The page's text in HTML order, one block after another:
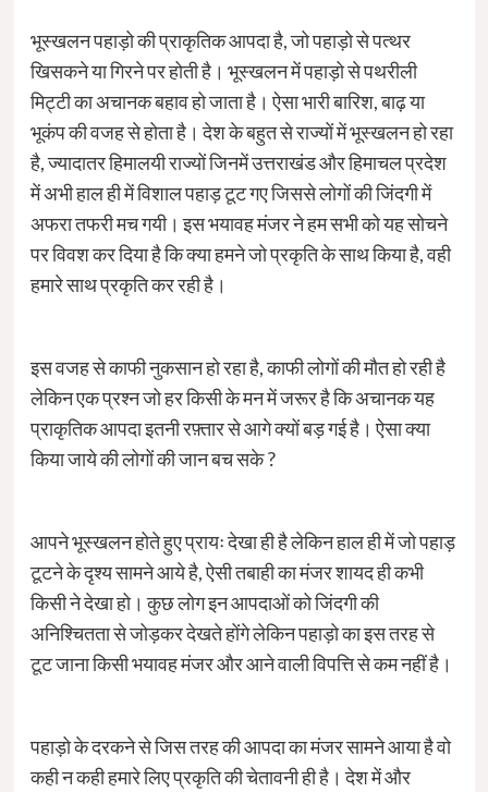
भूस्खलन पहाड़ो की प्राकृतिक आपदा है, जो पहाड़ो से पत्थर
खिसकने या गिरने पर होती है। भूस्खलन में पहाड़ो से पथरीली
मिट्टी का अचानक बहाव हो जाता है। ऐसा भारी बारिश, बाढ़ या
भूकंप की वजह से होता है। देश के बहुत से राज्यों में भूस्खलन हो रहा
है, ज्यादातर हिमालयी राज्यों जिनमें उत्तराखंड और हिमाचल प्रदेश
में अभी हाल ही में विशाल पहाड़ टूट गए जिससे लोगों की जिंदगी में
अफरा तफरी मच गयी। इस भयावह मंजर ने हम सभी को यह सोचने
पर विवश कर दिया है कि क्या हमने जो प्रकृति के साथ किया है, वही
हमारे साथ प्रकृति कर रही है।
इस वजह से काफी नुकसान हो रहा है, काफी लोगों की मौत हो रही है
लेकिन एक प्रश्न जो हर किसी के मन में जरूर है कि अचानक यह
प्राकृतिक आपदा इतनी रफ़्तार से आगे क्यों बड़ गई है। ऐसा क्या
किया जाये की लोगों की जान बच सके ?
आपने भूस्खलन होते हुए प्रायः देखा ही है लेकिन हाल ही में जो पहाड़
टूटने के दृश्य सामने आये है, ऐसी तबाही का मंजर शायद ही कभी
किसी ने देखा हो। कुछ लोग इन आपदाओं को जिंदगी की
अनिश्चितता से जोड़कर देखते होंगे लेकिन पहाड़ो का इस तरह से
टूट जाना किसी भयावह मंजर और आने वाली विपत्ति से कम नहीं है।
पहाड़ो के दरकने से जिस तरह की आपदा का मंजर सामने आया है वो
कही न कही हमारे लिए प्रकृति की चेतावनी ही है। देश में और